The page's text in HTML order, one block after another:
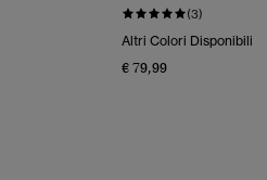
(3)
Altri Colori Disponibili
€ 79,99